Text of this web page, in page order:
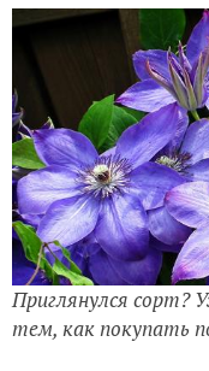
Приглянулся сорт?
тем, как покупать